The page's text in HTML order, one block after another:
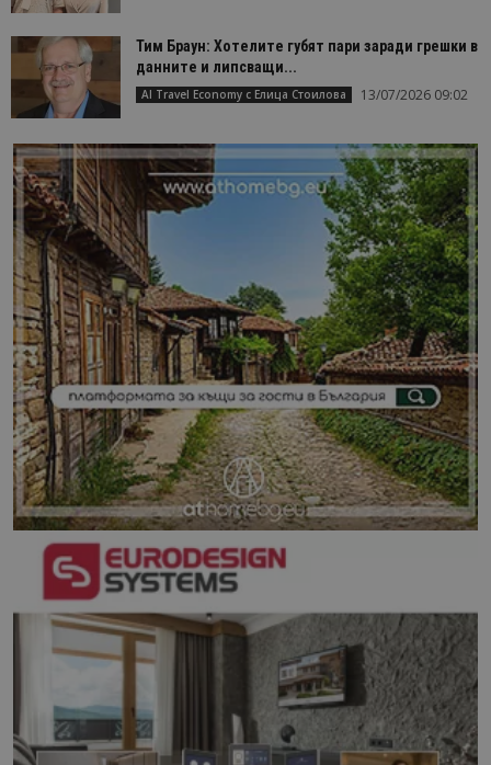
Тим Браун: Хотелите губят пари заради грешки в
данните и липсващи...
AI Travel Economy с Елица Стоилова 13/07/2026 09:02